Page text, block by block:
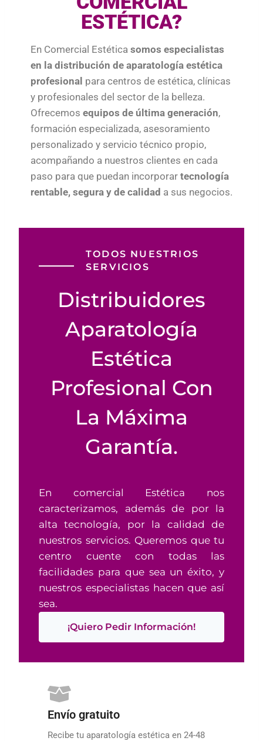
ESTÉTICA?
En Comercial Estética somos especialistas
en la distribución de aparatología estética
profesional para centros de estética, clínicas
y profesionales del sector de la belleza.
Ofrecemos equipos de última generación,
formación especializada, asesoramiento
personalizado y servicio técnico propio,
acompañando a nuestros clientes en cada
paso para que puedan incorporar tecnología
rentable, segura y de calidad a sus negocios.
TODOS NUESTRIOS
SERVICIOS
Distribuidores
Aparatología
Estética
Profesional Con
La Máxima
Garantía.
En comercial Estética nos
caracterizamos, además de por la
alta tecnología, por la calidad de
nuestros servicios. Queremos que tu
centro cuente con todas las
facilidades para que sea un éxito, y
nuestros especialistas hacen que así
sea.
¡Quiero Pedir Información!
Envío gratuito
Recibe tu aparatología estética en 24-48